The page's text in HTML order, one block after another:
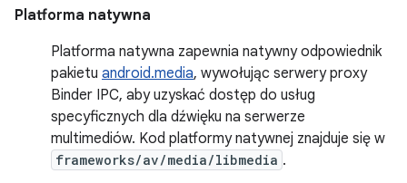
Platforma natywna
Platforma natywna zapewnia natywny odpowiednik
pakietu android.media, wywołując serwery proxy
Binder IPC, aby uzyskać dostęp do usług
specyficznych dla dźwięku na serwerze
multimediów. Kod platformy natywnej znajduje się w
frameworks/av/media/libmedia .